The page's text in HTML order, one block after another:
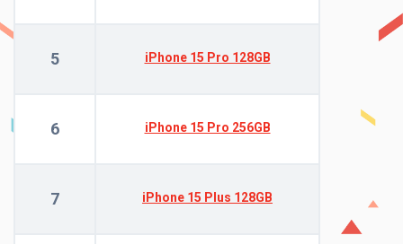
5 iPhone 15 Pro 128GB
6 iPhone 15 Pro 256GB
7 iPhone 15 Plus 128GB